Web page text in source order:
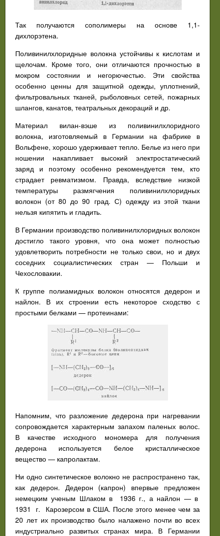
Так получаются сополимеры на основе 1,1-
дихлорэтена.
Поливинилхлоридные волокна устойчивы к кислотам и
щелочам. Кроме того, они отличаются прочностью в
мокром состоянии и негорючестью. Эти свойства
особенно ценны для защитной одежды, уплотнений,
фильтровальных тканей, рыболовных сетей, пожарных
шлангов, канатов, театральных декораций и др.
Материал вилан-вэше из поливинилхлоридного
волокна, изготовляемый в Германии на фабрике в
Вольфене, хорошо удерживает тепло. Белье из него при
ношении накапливает высокий электростатический
заряд и поэтому особенно рекомендуется тем, кто
страдает ревматизмом. Правда, вследствие низкой
температуры размягчения поливинилхлоридных
волокон (от 80 до 90 град. С) одежду из этой ткани
нельзя кипятить и гладить.
В Германии производство поливинилхлоридных волокон
достигло такого уровня, что она может полностью
удовлетворить потребности не только свои, но и двух
соседних социалистических стран — Польши и
Чехословакии.
К группе полиамидных волокон относятся дедерон и
найлон. В их строении есть некоторое сходство с
простыми белками — протеинами:
Напомним, что разложение дедерона при нагревании
сопровождается характерным запахом паленых волос.
В качестве исходного мономера для получения
дедерона используется белое кристаллическое
вещество — капролактам.
Ни одно синтетическое волокно не распространено так,
как дедерон. Дедерон (капрон) впервые предложен
немецким ученым Шлаком в 1936 г., а найлон — в
1931 г. Карозерсом в США. После этого менее чем за
20 лет их производство было налажено почти во всех
индустриально развитых странах мира. В Германии